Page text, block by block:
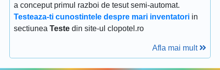
a conceput primul razboi de tesut semi-automat.
Testeaza-ti cunostintele despre mari inventatori in
sectiunea Teste din site-ul clopotel.ro
Afla mai mult